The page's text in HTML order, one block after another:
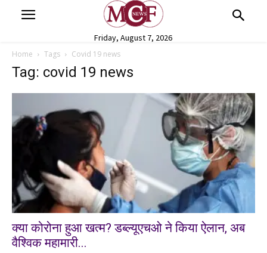
Friday, August 7, 2026
Home Tags Covid 19 news
Tag: covid 19 news
क्या कोरोना हुआ खत्म? डब्ल्यूएचओ ने किया ऐलान, अब
वैश्विक महामारी...